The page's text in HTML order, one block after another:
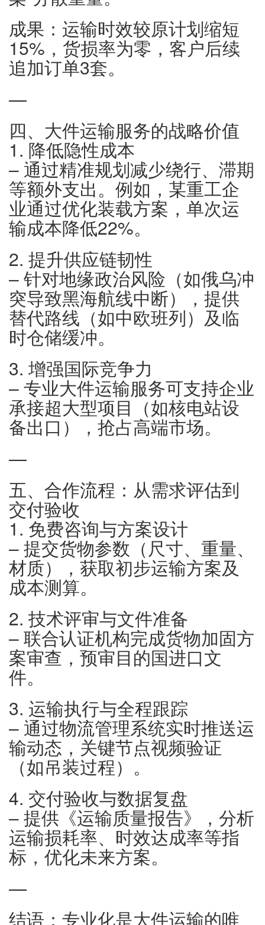
成果：运输时效较原计划缩短
15%，货损率为零，客户后续
追加订单3套。
—
四、大件运输服务的战略价值
1. 降低隐性成本
– 通过精准规划减少绕行、滞期
等额外支出。例如，某重工企
业通过优化装载方案，单次运
输成本降低22%。
2. 提升供应链韧性
– 针对地缘政治风险（如俄乌冲
突导致黑海航线中断），提供
替代路线（如中欧班列）及临
时仓储缓冲。
3. 增强国际竞争力
– 专业大件运输服务可支持企业
承接超大型项目（如核电站设
备出口），抢占高端市场。
—
五、合作流程：从需求评估到
交付验收
1. 免费咨询与方案设计
– 提交货物参数（尺寸、重量、
材质），获取初步运输方案及
成本测算。
2. 技术评审与文件准备
– 联合认证机构完成货物加固方
案审查，预审目的国进口文
件。
3. 运输执行与全程跟踪
– 通过物流管理系统实时推送运
输动态，关键节点视频验证
（如吊装过程）。
4. 交付验收与数据复盘
– 提供《运输质量报告》，分析
运输损耗率、时效达成率等指
标，优化未来方案。
—
结语：专业化是大件运输的唯